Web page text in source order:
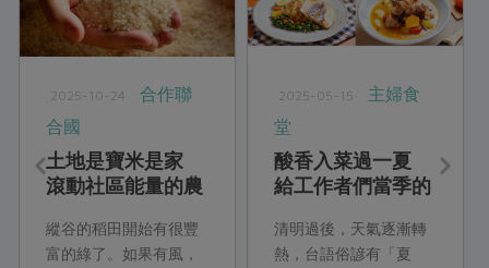
2025-10-24
合作聯
合國
土地是寶米是家
滾動社區能量的農
縱谷的稻田開始有很豐
富的綠了。如果有風，
2025-05-15
主婦食
堂
酸香入菜過一夏
給工作者們當季的
清明過後，天氣逐漸轉
熱，台語俗諺有「夏